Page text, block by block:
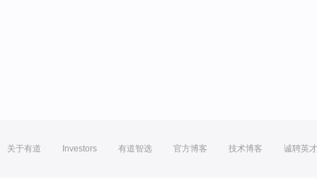
关于有道 Investors 有道智选 官方博客 技术博客 诚聘英才